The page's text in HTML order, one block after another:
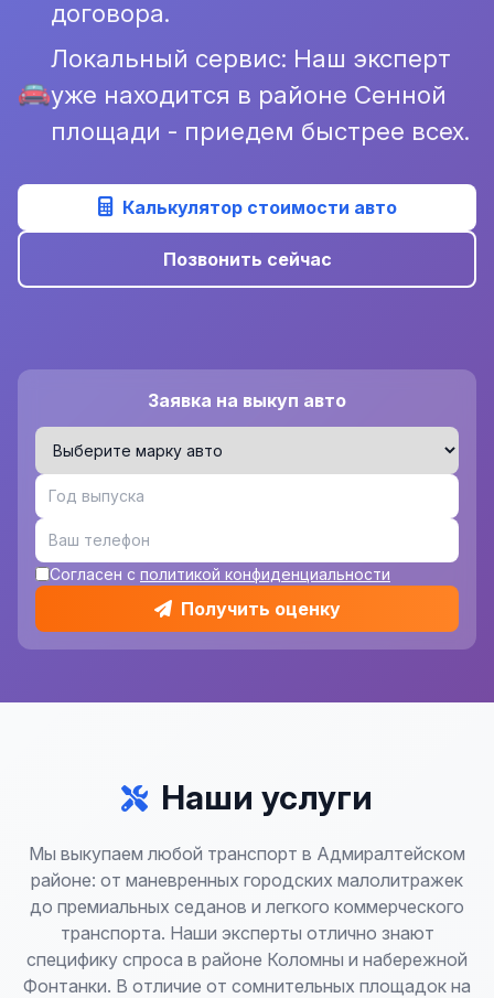
договора.
Локальный сервис: Наш эксперт
уже находится в районе Сенной
площади - приедем быстрее всех.
Калькулятор стоимости авто
Позвонить сейчас
Заявка на выкуп авто
Согласен с политикой конфиденциальности
Получить оценку
Наши услуги
Мы выкупаем любой транспорт в Адмиралтейском
районе: от маневренных городских малолитражек
до премиальных седанов и легкого коммерческого
транспорта. Наши эксперты отлично знают
специфику спроса в районе Коломны и набережной
Фонтанки. В отличие от сомнительных площадок на